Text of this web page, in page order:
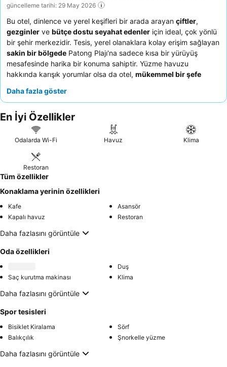
güncelleme tarihi: 29 May 2026
Bu otel, dinlence ve yerel keşifleri bir arada arayan çiftler,
gezginler ve bütçe dostu seyahat edenler için ideal, çok yönlü
bir şehir merkezidir. Tesis, yerel olanaklara kolay erişim sağlayan
sakin bir bölgede Patong Plajı'na sadece kısa bir yürüyüş
mesafesinde harika bir konuma sahiptir. Yüzme havuzu
hakkında karışık yorumlar olsa da otel, mükemmel bir şefe
Misafirler, konforlu bir konaklama sağlamak için ellerinden
sürekli olarak övüyor. Daha sakin bir deneyim için bahçeye
bakan bir oda talep etmeyi düşünebilirsiniz.
Daha fazla göster
En İyi Özellikler
Odalarda Wi-Fi Havuz Klima
Restoran
Tüm özellikler
Konaklama yerinin özellikleri
Kafe
Asansör
Kapalı havuz
Restoran
Daha fazlasını görüntüle
Oda özellikleri
Duş
Saç kurutma makinası
Klima
Daha fazlasını görüntüle
Spor tesisleri
Bisiklet Kiralama
Sörf
Balıkçılık
Şnorkelle yüzme
Daha fazlasını görüntüle